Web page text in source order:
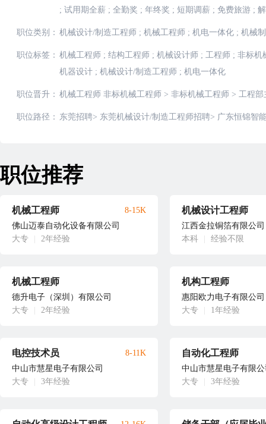
; 试用期全薪 ; 全勤奖 ; 年终奖 ; 短期调薪 ; 免费旅游 ;
职位类别： 机械设计/制造工程师 ; 机械工程师 ; 机电一体化 ; 机械
职位标签： 机械工程师 ; 结构工程师 ; 机械设计师 ; 工程师 ; 非标机
机器设计 ; 机械设计/制造工程师 ; 机电一体化
职位晋升： 机械工程师 非标机械工程师 > 非标机械工程师 > 工程部
职位路径： 东莞招聘> 东莞机械设计/制造工程师招聘> 广东恒锦智
职位推荐
机械工程师
佛山迈泰自动化设备有限公司
大专
2年经验
8-15K 机械设计工程师
江西金拉铜箔有限公司
本科
经验不限
机械工程师
德升电子（深圳）有限公司
大专
2年经验
机构工程师
惠阳欧力电子有限公司
大专
1年经验
电控技术员
中山市慧星电子有限公司
大专
3年经验
8-11K 自动化工程师
中山市慧星电子有限
大专
3年经验